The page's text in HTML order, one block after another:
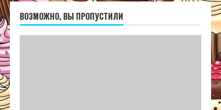
ВОЗМОЖНО, ВЫ ПРОПУСТИЛИ